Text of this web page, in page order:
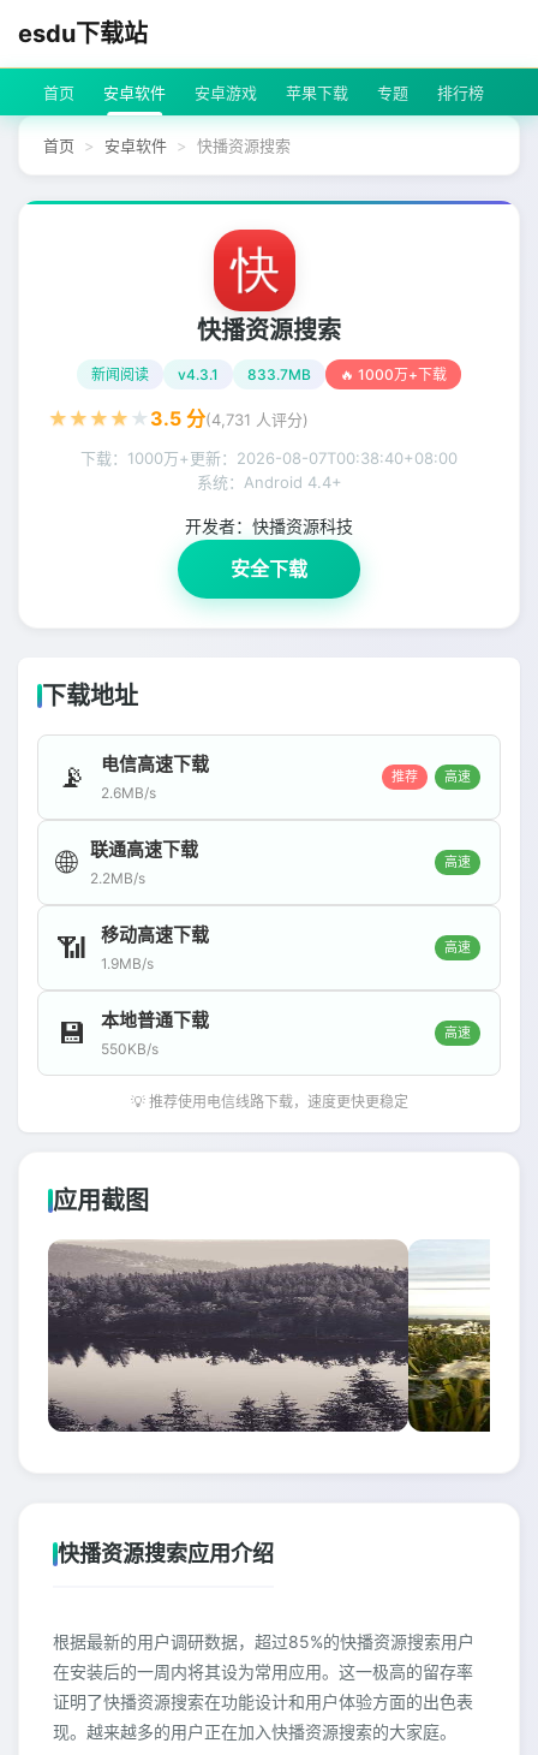
esdu下载站
首页 安卓软件 安卓游戏 苹果下载 专题 排行榜
首页 安卓软件 快播资源搜索
快播资源搜索
新闻阅读 v4.3.1 833.7MB 🔥 1000万+下载
★ ★ ★ ★ ★ 3.5 分(4,731 人评分)
下载：1000万+更新： 2026-08-07T00:38:40+08:00
系统：Android 4.4+
开发者： 快播资源科技
安全下载
下载地址
📡 电信高速下载
2.6MB/s
推荐 高速
🌐 联通高速下载
2.2MB/s
高速
📶 移动高速下载
1.9MB/s
高速
💾 本地普通下载
550KB/s
高速
💡 推荐使用电信线路下载，速度更快更稳定
应用截图
快播资源搜索应用介绍
根据最新的用户调研数据，超过85%的快播资源搜索用户
在安装后的一周内将其设为常用应用。这一极高的留存率
证明了快播资源搜索在功能设计和用户体验方面的出色表
现。越来越多的用户正在加入快播资源搜索的大家庭。